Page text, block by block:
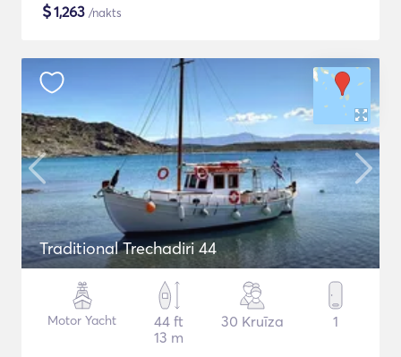
$1,263 /nakts
Traditional Trechadiri 44
Motor Yacht
44 ft
13 m
30 Kruīza 1